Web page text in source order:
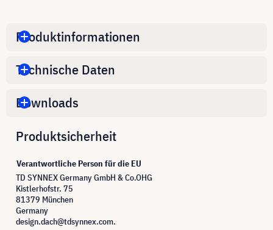
Produktinformationen
Technische Daten
Downloads
Produktsicherheit
Verantwortliche Person für die EU
TD SYNNEX Germany GmbH & Co.OHG
Kistlerhofstr. 75
81379 München
Germany
design.dach@tdsynnex.com.